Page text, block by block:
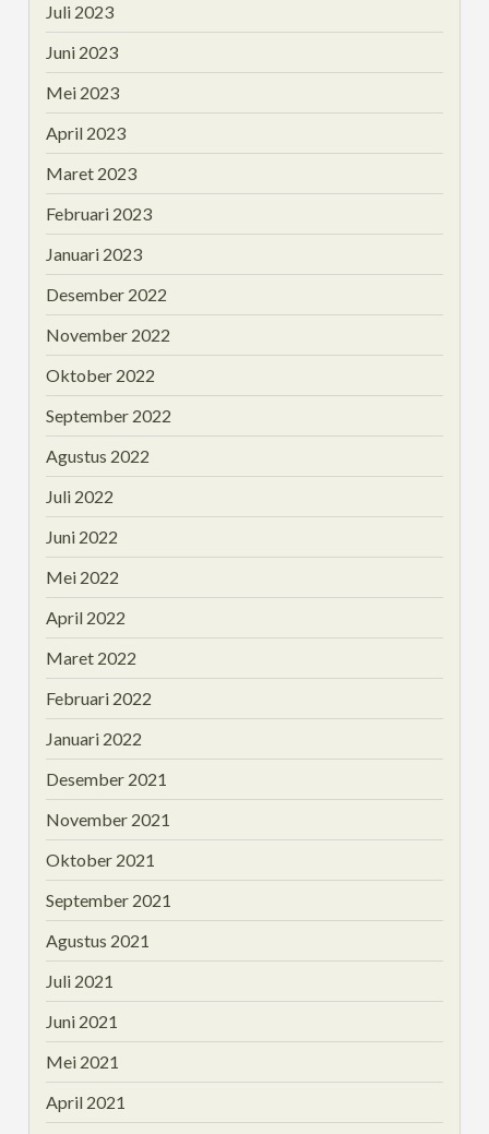
Juli 2023
Juni 2023
Mei 2023
April 2023
Maret 2023
Februari 2023
Januari 2023
Desember 2022
November 2022
Oktober 2022
September 2022
Agustus 2022
Juli 2022
Juni 2022
Mei 2022
April 2022
Maret 2022
Februari 2022
Januari 2022
Desember 2021
November 2021
Oktober 2021
September 2021
Agustus 2021
Juli 2021
Juni 2021
Mei 2021
April 2021